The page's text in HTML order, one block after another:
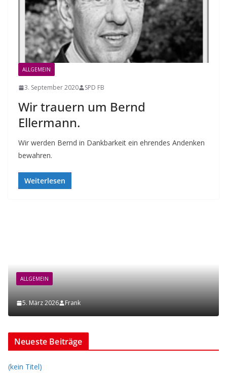
ALLGEMEIN
3. September 2020 SPD FB
Wir trauern um Bernd
Ellermann.
Wir werden Bernd in Dankbarkeit ein ehrendes Andenken
bewahren.
Weiterlesen
ALLGEMEIN
5. März 2026 Frank
Neueste Beiträge
(kein Titel)